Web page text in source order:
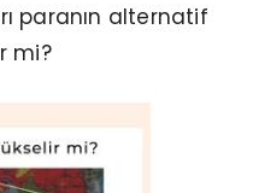
paranın alternatif
mi?